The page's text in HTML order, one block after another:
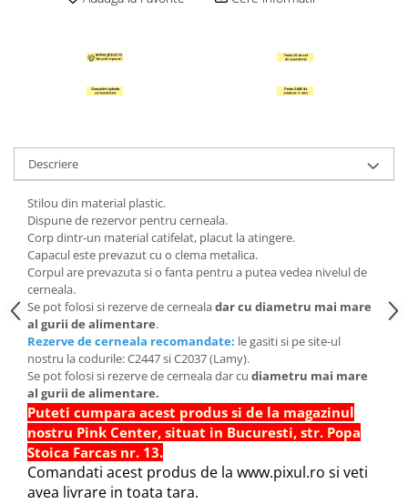
neechipat
Penar borseta neechipat
Penar 3 fermoare neechipat
Ghiozdane
Pensule
Plastilina / Lut
Pixuri pentru copii
Pic si corectoare
Rollere scolare
Stilouri scolare
Sabloane scolare
Truse Geometrie, Rigle, Echere
Carti de colorat + poveste pentru
copii
Descriere
Stilou din material plastic.
Dispune de rezervor pentru cerneala.
Corp dintr-un material catifelat, placut la atingere.
Capacul este prevazut cu o clema metalica.
Corpul are prevazuta si o fanta pentru a putea vedea nivelul de
cerneala.
Se pot folosi si rezerve de cernealadar cu diametru mai mare
al gurii de alimentare.
Rezerve de cerneala recomandate: le gasiti si pe site-ul
nostru la codurile: C2447 si C2037 (Lamy).
Se pot folosi si rezerve de cerneala dar cu diametru mai mare
al gurii de alimentare.
Puteti cumpara acest produs si de la magazinul
nostru Pink Center, situat in Bucuresti, str. Popa
Stoica Farcas nr. 13.
Comandati acest produs de la www.pixul.ro si veti
avea livrare in toata tara.